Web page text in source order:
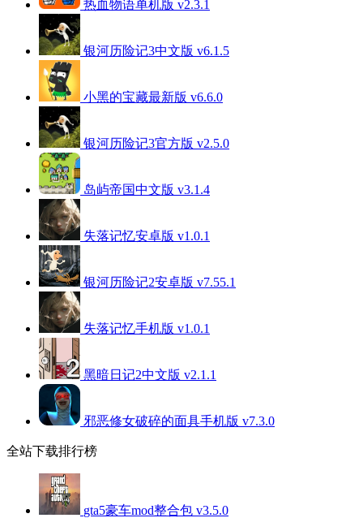
热血物语单机版 v2.3.1
银河历险记3中文版 v6.1.5
小黑的宝藏最新版 v6.6.0
银河历险记3官方版 v2.5.0
岛屿帝国中文版 v3.1.4
失落记忆安卓版 v1.0.1
银河历险记2安卓版 v7.55.1
失落记忆手机版 v1.0.1
黑暗日记2中文版 v2.1.1
邪恶修女破碎的面具手机版 v7.3.0
全站下载排行榜
gta5豪车mod整合包 v3.5.0